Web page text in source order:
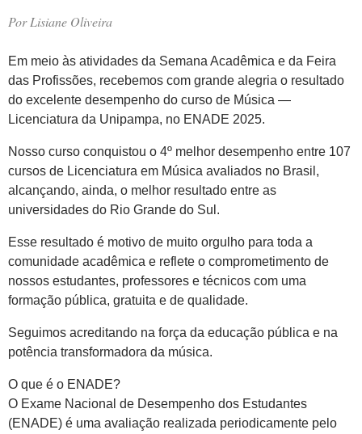
Por Lisiane Oliveira
Em meio às atividades da Semana Acadêmica e da Feira
das Profissões, recebemos com grande alegria o resultado
do excelente desempenho do curso de Música —
Licenciatura da Unipampa, no ENADE 2025.
Nosso curso conquistou o 4º melhor desempenho entre 107
cursos de Licenciatura em Música avaliados no Brasil,
alcançando, ainda, o melhor resultado entre as
universidades do Rio Grande do Sul.
Esse resultado é motivo de muito orgulho para toda a
comunidade acadêmica e reflete o comprometimento de
nossos estudantes, professores e técnicos com uma
formação pública, gratuita e de qualidade.
Seguimos acreditando na força da educação pública e na
potência transformadora da música.
O que é o ENADE?
O Exame Nacional de Desempenho dos Estudantes
(ENADE) é uma avaliação realizada periodicamente pelo